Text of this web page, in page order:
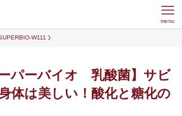
menu
W111
ーパーバイオ 乳酸菌】サビ
体は美しい！酸化と糖化の